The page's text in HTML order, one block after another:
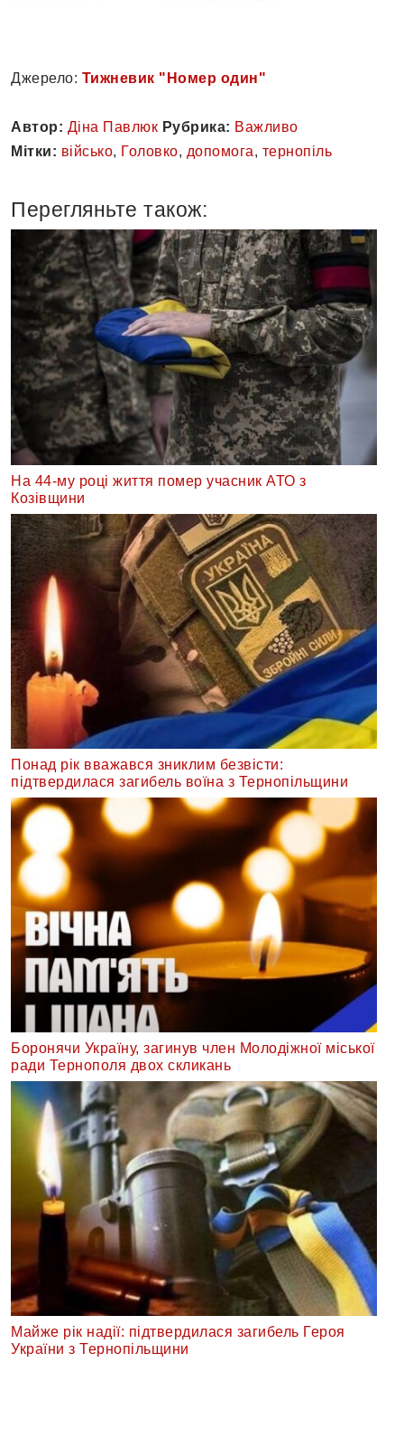
Джерело: Тижневик "Номер один"
Автор: Діна Павлюк Рубрика: Важливо
Мітки: військо, Головко, допомога, тернопіль
Перегляньте також:
На 44-му році життя помер учасник АТО з
Козівщини
Понад рік вважався зниклим безвісти:
підтвердилася загибель воїна з Тернопільщини
Боронячи Україну, загинув член Молодіжної міської
ради Тернополя двох скликань
Майже рік надії: підтвердилася загибель Героя
України з Тернопільщини